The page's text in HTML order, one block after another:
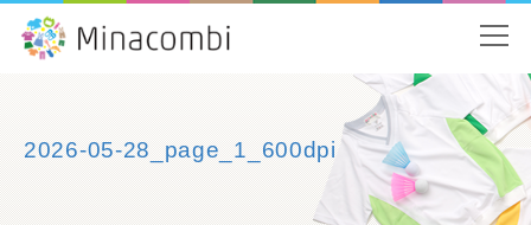
2026-05-28_page_1_600dpi